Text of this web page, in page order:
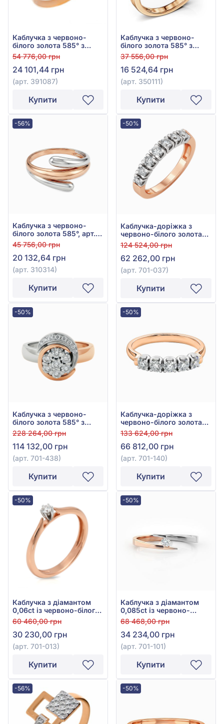
Каблучка з червоно-
білого золота 585° з
фіанітом, арт. 391087
54 776,00 грн
24 101,44 грн
(арт. 391087)
Купити
Каблучка з червоно-
білого золота 585° з
фіанітом/куб.цирконієм,
арт. 350111
37 556,00 грн
16 524,64 грн
(арт. 350111)
Купити
-56%
Каблучка з червоно-
білого золота 585°, арт.
310314
45 756,00 грн
20 132,64 грн
(арт. 310314)
Купити
-50%
Каблучка-доріжка з
червоно-білого золота
585° з діамантами
0,33ct, арт. 701-037
124 524,00 грн
62 262,00 грн
(арт. 701-037)
Купити
-50%
Каблучка з червоно-
білого золота 585° з
діамантом 0,37ct, арт.
701-438
228 264,00 грн
114 132,00 грн
(арт. 701-438)
Купити
-50%
Каблучка-доріжка з
червоно-білого золота
585° з діамантами
0,33ct, арт. 701-140
133 624,00 грн
66 812,00 грн
(арт. 701-140)
Купити
-50%
Каблучка з діамантом
0,06ct із червоно-білого
золота 585°, арт. 701-013
60 460,00 грн
30 230,00 грн
(арт. 701-013)
Купити
-50%
Каблучка з діамантом
0,085ct із червоно-
білого золота 585°, арт.
701-101
68 468,00 грн
34 234,00 грн
(арт. 701-101)
Купити
-56% -50%